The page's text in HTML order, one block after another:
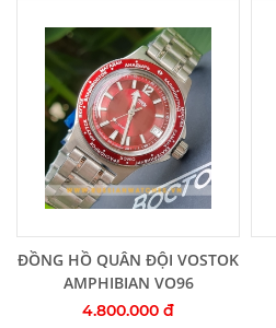
Thêm vào giỏ hàng
ĐỒNG HỒ QUÂN ĐỘI VOSTOK
AMPHIBIAN VO96
4.800.000 đ